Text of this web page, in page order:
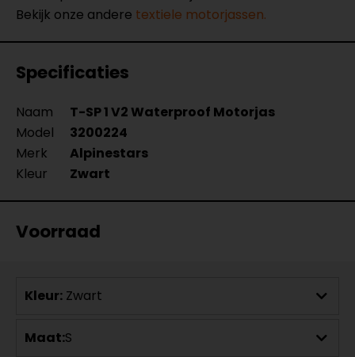
Bekijk onze andere textiele motorjassen.
Specificaties
Naam
T-SP 1 V2 Waterproof Motorjas
Model
3200224
Merk
Alpinestars
Kleur
Zwart
Voorraad
Kleur: Zwart
Maat:S